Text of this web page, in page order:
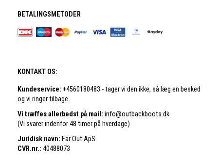
BETALINGSMETODER
KONTAKT OS:
Kundeservice: +4560180483 - tager vi den ikke, så læg en besked
og vi ringer tilbage
Vi træffes allerbedst på mail: info@outbackboots.dk
(Vi svarer indenfor 48 timer på hverdage)
Juridisk navn: Far Out ApS
CVR.nr.: 40488073